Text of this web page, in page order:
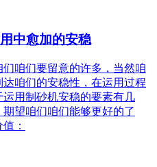
中愈加的安稳
咱们要留意的许多，当然咱
咱们的安稳性，在运用过程
用制砂机安稳的要素有几
望咱们咱们能够更好的了
：